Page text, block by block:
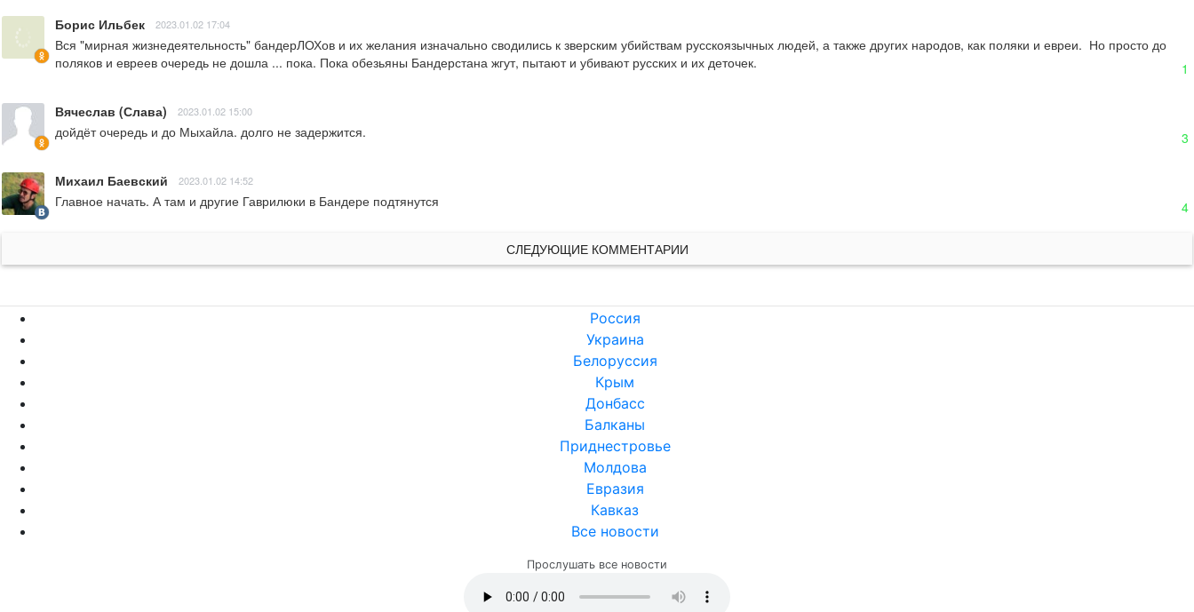
Борис Ильбек 2023.01.02 17:04
Вся "мирная жизнедеятельность" бандерЛОХов и их желания изначально сводились к зверским убийствам русскоязычных людей, а также других народов, как поляки и евреи.  Но просто до
поляков и евреев очередь не дошла ... пока. Пока обезьяны Бандерстана жгут, пытают и убивают русских и их деточек.
1
Вячеслав (Слава) 2023.01.02 15:00
дойдёт очередь и до Мыхайла. долго не задержится. 3
Михаил Баевский 2023.01.02 14:52
Главное начать. А там и другие Гаврилюки в Бандере подтянутся 4
СЛЕДУЮЩИЕ КОММЕНТАРИИ
Россия
Украина
Белоруссия
Крым
Донбасс
Балканы
Приднестровье
Молдова
Евразия
Кавказ
Все новости
Прослушать все новости